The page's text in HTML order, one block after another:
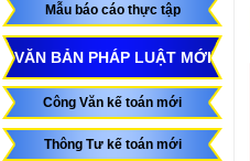
Mẫu báo cáo thực tập
VĂN BẢN PHÁP LUẬT MỚI
Công Văn kế toán mới
Thông Tư kế toán mới